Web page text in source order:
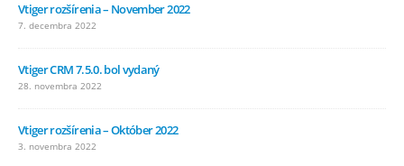
Vtiger rozšírenia – November 2022
7. decembra 2022
Vtiger CRM 7.5.0. bol vydaný
28. novembra 2022
Vtiger rozšírenia – Október 2022
3. novembra 2022